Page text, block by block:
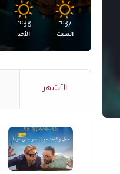
37
℃
السبت
38
℃
الأحد
الأشهر